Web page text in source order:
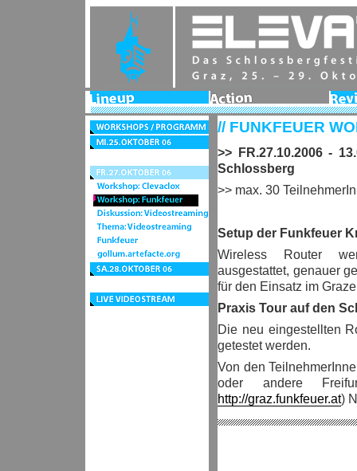
Lineup Action
2006
Workshops
/
Programm
Mi.25.Oktober
06
06Fr.27.Oktober
06Workshop:
Clevaclox
Workshop:
Funkfeuer
Diskussion:
Videostreaming
Thema:
Videostreaming
Funkfeuer
gollum.artefacte.org
Sa.28.Oktober
06
live
videostream
// FUNKFEUER
>> FR.27.10.2006 -
Schlossberg
>> max. 30
Setup der Funkfeuer
Wireless Router
ausgestattet, genauer
für den Einsatz im
Praxis Tour auf den
Die neu eingestellten
getestet werden.
Von den
oder andere
http://graz.funkfeuer.at)